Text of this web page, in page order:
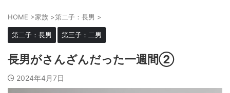
HOME >家族 >第二子：長男 >
第二子：長男 第三子：二男
長男がさんざんだった一週間②
2024年4月7日